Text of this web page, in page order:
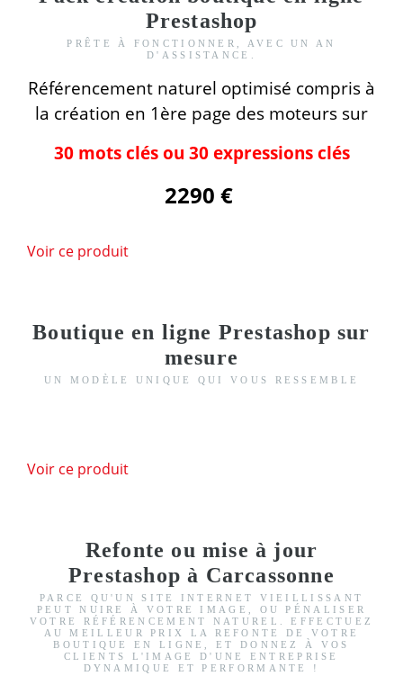
Prestashop
PRÊTE À FONCTIONNER, AVEC UN AN
D'ASSISTANCE.
Référencement naturel optimisé compris à
la création en 1ère page des moteurs sur
30 mots clés ou 30 expressions clés
2290 €
Voir ce produit
Boutique en ligne Prestashop sur
mesure
UN MODÈLE UNIQUE QUI VOUS RESSEMBLE
Voir ce produit
Refonte ou mise à jour
Prestashop à Carcassonne
PARCE QU'UN SITE INTERNET VIEILLISSANT
PEUT NUIRE À VOTRE IMAGE, OU PÉNALISER
VOTRE RÉFÉRENCEMENT NATUREL. EFFECTUEZ
AU MEILLEUR PRIX LA REFONTE DE VOTRE
BOUTIQUE EN LIGNE, ET DONNEZ À VOS
CLIENTS L'IMAGE D'UNE ENTREPRISE
DYNAMIQUE ET PERFORMANTE !